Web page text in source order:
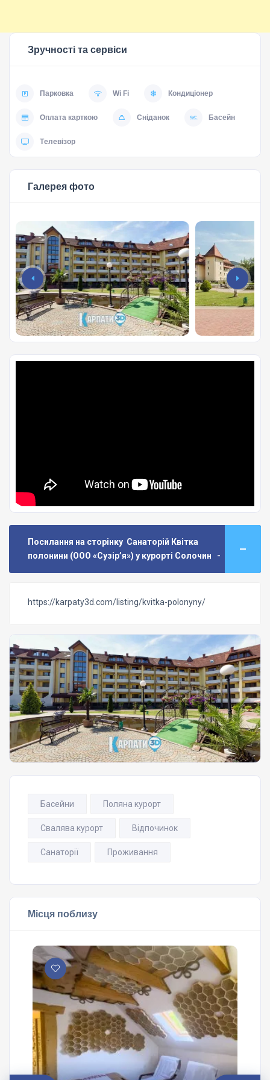
Зручності та сервіси
Парковка Wi Fi Кондиціонер
Оплата карткою Сніданок Басейн
Tелевізор
Галерея фото
Посилання на сторінку Санаторій Квітка
полонини (ООО «Сузір’я») у курорті Солочин -
https://karpaty3d.com/listing/kvitka-polonyny/
Басейни Поляна курорт
Свалява курорт Відпочинок
Санаторії Проживання
Місця поблизу